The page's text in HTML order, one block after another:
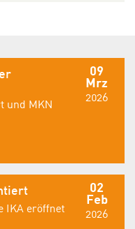
09
Mrz
2026
und MKN
02
Feb
2026
IKA eröffnet